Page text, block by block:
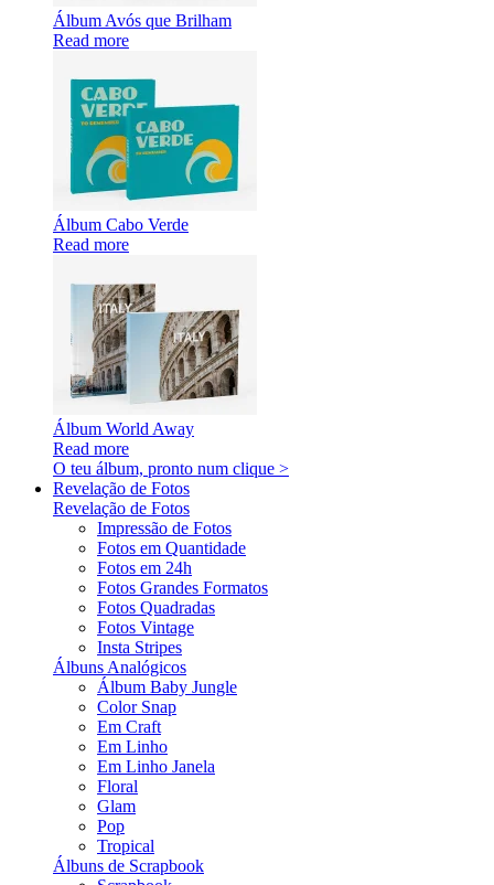
Álbum Avós que Brilham
Read more
Álbum Cabo Verde
Read more
Álbum World Away
Read more
O teu álbum, pronto num clique >
Revelação de Fotos
Revelação de Fotos
Impressão de Fotos
Fotos em Quantidade
Fotos em 24h
Fotos Grandes Formatos
Fotos Quadradas
Fotos Vintage
Insta Stripes
Álbuns Analógicos
Álbum Baby Jungle
Color Snap
Em Craft
Em Linho
Em Linho Janela
Floral
Glam
Pop
Tropical
Álbuns de Scrapbook